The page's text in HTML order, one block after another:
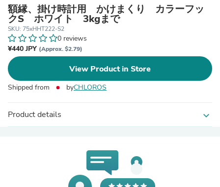
額縁、掛け時計用 かけまくり カラーフッ
クS ホワイト 3kgまで
SKU: 75xHHT222-S2
0 reviews
¥440 JPY (Approx. $2.79)
View Product in Store
Shipped from byCHLOROS
Product details expand_more